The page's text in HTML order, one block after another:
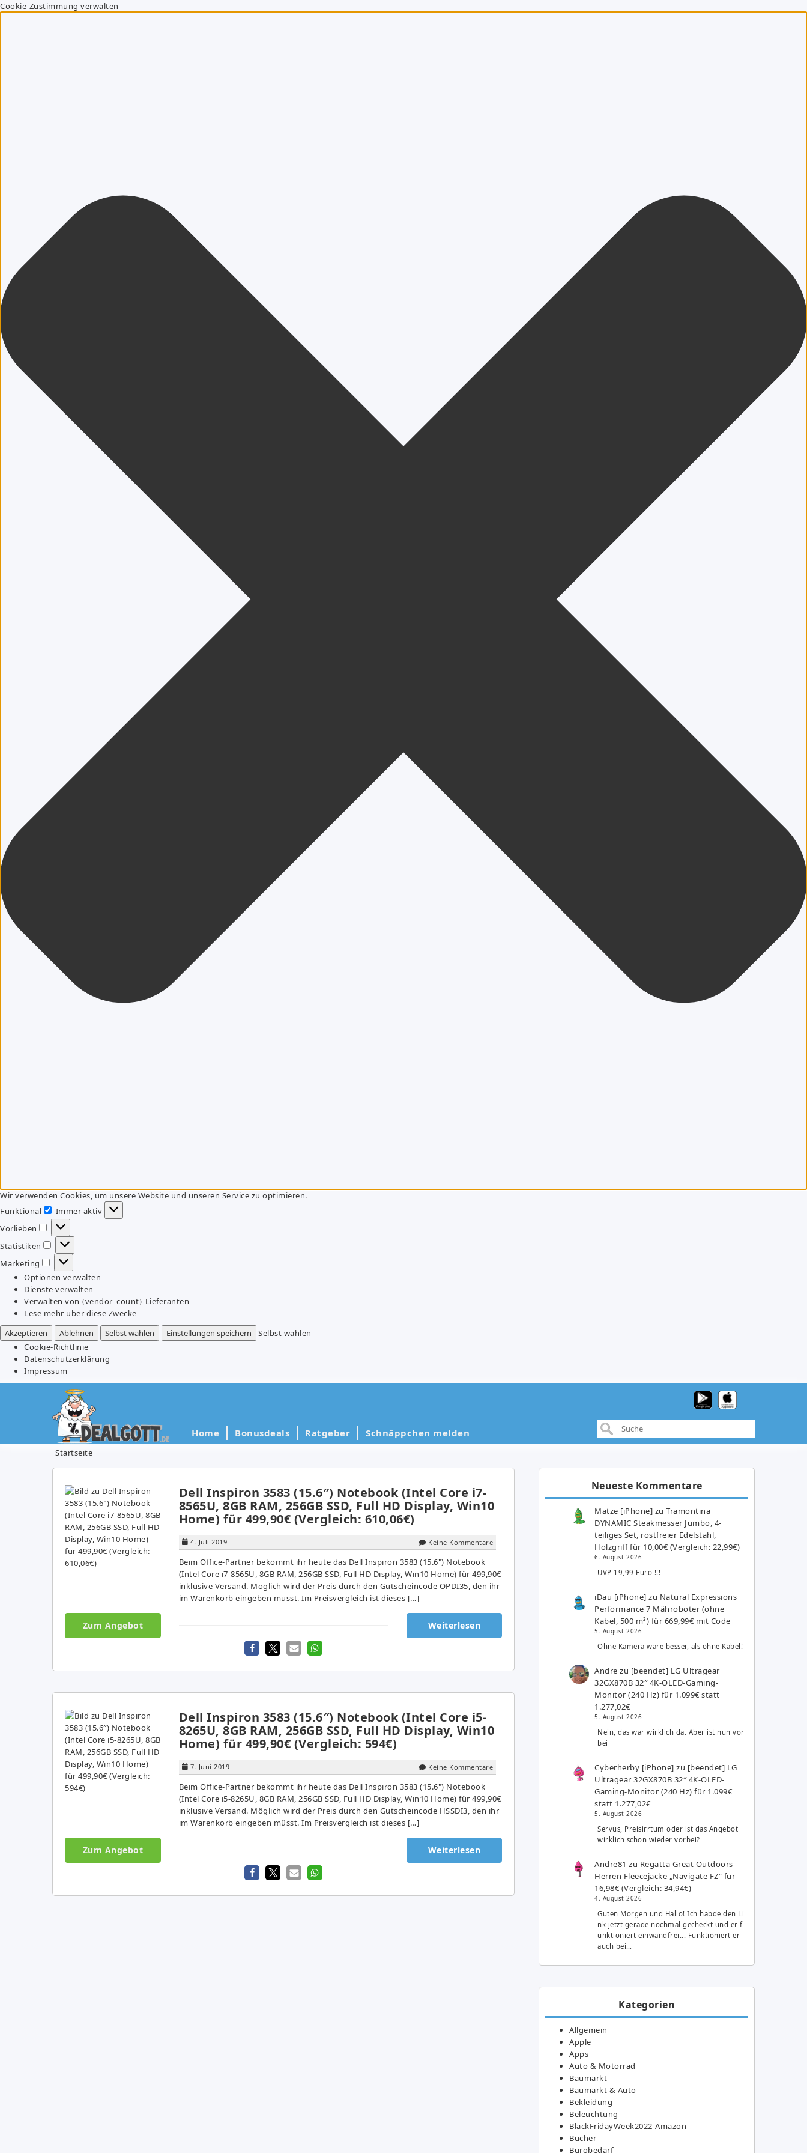
Cookie-Zustimmung verwalten
Wir verwenden Cookies, um unsere Website und unseren Service zu optimieren.
Funktional
Funktional
Immer aktiv
Vorlieben
Vorlieben
Statistiken
Statistiken
Marketing
Marketing
Optionen verwalten
Dienste verwalten
Verwalten von {vendor_count}-Lieferanten
Lese mehr über diese Zwecke
Akzeptieren
Ablehnen Selbst wählen Einstellungen speichern
Selbst wählen
Cookie-Richtlinie
Datenschutzerklärung
Impressum
Home Bonusdeals Ratgeber Schnäppchen melden
Startseite
Dell Inspiron 3583 (15.6″) Notebook (Intel Core i7-
8565U, 8GB RAM, 256GB SSD, Full HD Display, Win10
Home) für 499,90€ (Vergleich: 610,06€)
4. Juli 2019 Keine Kommentare
Beim Office-Partner bekommt ihr heute das Dell Inspiron 3583 (15.6") Notebook
(Intel Core i7-8565U, 8GB RAM, 256GB SSD, Full HD Display, Win10 Home) für 499,90€
inklusive Versand. Möglich wird der Preis durch den Gutscheincode OPDI35, den ihr
im Warenkorb eingeben müsst. Im Preisvergleich ist dieses […]
Zum Angebot Weiterlesen
Dell Inspiron 3583 (15.6″) Notebook (Intel Core i5-
8265U, 8GB RAM, 256GB SSD, Full HD Display, Win10
Home) für 499,90€ (Vergleich: 594€)
7. Juni 2019 Keine Kommentare
Beim Office-Partner bekommt ihr heute das Dell Inspiron 3583 (15.6") Notebook
(Intel Core i5-8265U, 8GB RAM, 256GB SSD, Full HD Display, Win10 Home) für 499,90€
inklusive Versand. Möglich wird der Preis durch den Gutscheincode HSSDI3, den ihr
im Warenkorb eingeben müsst. Im Preisvergleich ist dieses […]
Zum Angebot Weiterlesen
Neueste Kommentare
Matze [iPhone] zuTramontina
DYNAMIC Steakmesser Jumbo, 4-
teiliges Set, rostfreier Edelstahl,
Holzgriff für 10,00€ (Vergleich: 22,99€)
6. August 2026
UVP 19,99 Euro !!!
iDau [iPhone] zu Natural Expressions
Performance 7 Mähroboter (ohne
Kabel, 500 m²) für 669,99€ mit Code
5. August 2026
Ohne Kamera wäre besser, als ohne Kabel!
Andre zu [beendet] LG Ultragear
32GX870B 32″ 4K-OLED-Gaming-
Monitor (240 Hz) für 1.099€ statt
1.277,02€
5. August 2026
Nein, das war wirklich da. Aber ist nun vor
bei
Cyberherby [iPhone] zu [beendet] LG
Ultragear 32GX870B 32″ 4K-OLED-
Gaming-Monitor (240 Hz) für 1.099€
statt 1.277,02€
5. August 2026
Servus, Preisirrtum oder ist das Angebot
wirklich schon wieder vorbei?
Andre81 zu Regatta Great Outdoors
Herren Fleecejacke „Navigate FZ“ für
16,98€ (Vergleich: 34,94€)
4. August 2026
Guten Morgen und Hallo! Ich habde den Li
nk jetzt gerade nochmal gecheckt und er f
unktioniert einwandfrei... Funktioniert er
auch bei…
Kategorien
Allgemein
Apple
Apps
Auto & Motorrad
Baumarkt
Baumarkt & Auto
Bekleidung
Beleuchtung
BlackFridayWeek2022-Amazon
Bücher
Bürobedarf